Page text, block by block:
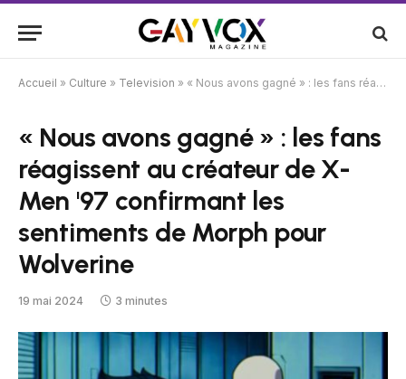
Accueil » Culture » Television » « Nous avons gagné » : les fans réagissent au créateur de X-Men '97 confirmant les sentiments de Morph pour Wolverine
« Nous avons gagné » : les fans
réagissent au créateur de X-
Men '97 confirmant les
sentiments de Morph pour
Wolverine
19 mai 2024 3 minutes